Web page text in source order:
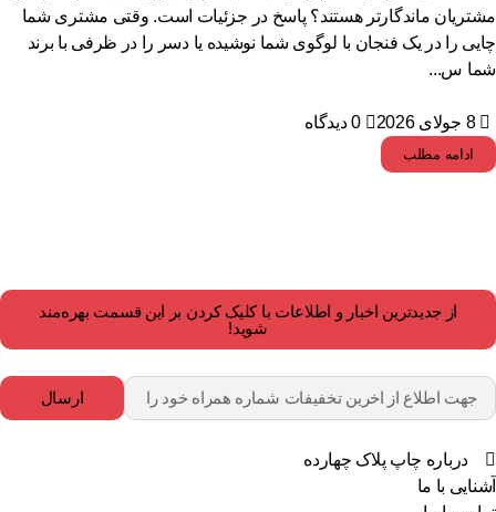
ماندگارتر هستند؟ پاسخ در جزئیات است. وقتی مشتری شما
را در یک فنجان با لوگوی شما نوشیده یا دسر را در ظرفی با برند
س...
8 جولای 2026 0 دیدگاه
ادامه مطلب
از جدیدترین اخبار و اطلاعات با کلیک کردن بر این قسمت بهره‌مند
شوید!
ارسال
درباره چاپ پلاک چهارده
با ما